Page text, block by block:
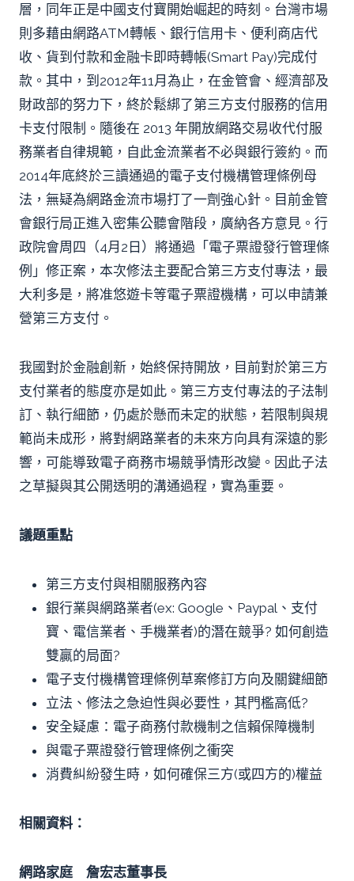
層，同年正是中國支付寶開始崛起的時刻。台灣市場
則多藉由網路ATM轉帳、銀行信用卡、便利商店代
收、貨到付款和金融卡即時轉帳(Smart Pay)完成付
款。其中，到2012年11月為止，在金管會、經濟部及
財政部的努力下，終於鬆綁了第三方支付服務的信用
卡支付限制。隨後在 2013 年開放網路交易收代付服
務業者自律規範，自此金流業者不必與銀行簽約。而
2014年底終於三讀通過的電子支付機構管理條例母
法，無疑為網路金流市場打了一劑強心針。目前金管
會銀行局正進入密集公聽會階段，廣納各方意見。行
政院會周四（4月2日）將通過「電子票證發行管理條
例」修正案，本次修法主要配合第三方支付專法，最
大利多是，將准悠遊卡等電子票證機構，可以申請兼
營第三方支付。
我國對於金融創新，始終保持開放，目前對於第三方
支付業者的態度亦是如此。第三方支付專法的子法制
訂、執行細節，仍處於懸而未定的狀態，若限制與規
範尚未成形，將對網路業者的未來方向具有深遠的影
響，可能導致電子商務市場競爭情形改變。因此子法
之草擬與其公開透明的溝通過程，實為重要。
議題重點
第三方支付與相關服務內容
銀行業與網路業者(ex: Google、Paypal、支付
寶、電信業者、手機業者)的潛在競爭? 如何創造
雙贏的局面?
電子支付機構管理條例草案修訂方向及關鍵細節
立法、修法之急迫性與必要性，其門檻高低?
安全疑慮：電子商務付款機制之信賴保障機制
與電子票證發行管理條例之衝突
消費糾紛發生時，如何確保三方(或四方的)權益
相關資料：
網路家庭 詹宏志董事長